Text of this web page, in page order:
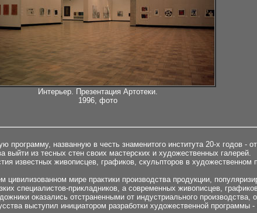
Интерьер. Презентация Артотеки.
1996, фото
программу, названную в честь знаменитого института 20-х годов -
из тесных стен своих мастерских и художественных галерей.
известных живописцев, графиков, скульпторов в
мире практики производства продукции,
специалистов-прикладников, а современных живописцев,
оказались отстраненными от индустриального
выступил инициатором разработки художественной